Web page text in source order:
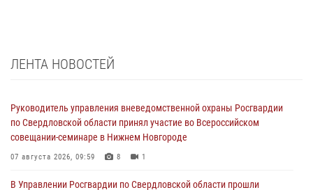
ЛЕНТА НОВОСТЕЙ
Руководитель управления вневедомственной охраны Росгвардии
по Свердловской области принял участие во Всероссийском
совещании-семинаре в Нижнем Новгороде
07 августа 2026, 09:59 8 1
В Управлении Росгвардии по Свердловской области прошли